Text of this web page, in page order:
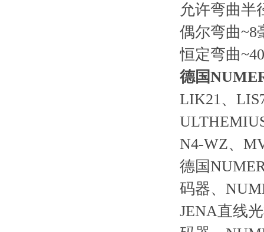
允许弯曲半
偶尔弯曲~8
恒定弯曲~40
德国
LIK21、
N4-WZ、
德国
码器、
JENA直线